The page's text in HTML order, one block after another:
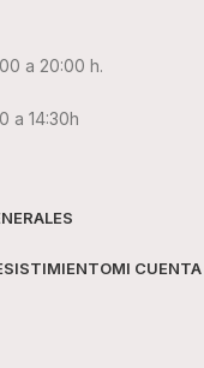
a 20:00 h.
a 14:30h
MI CUENTA